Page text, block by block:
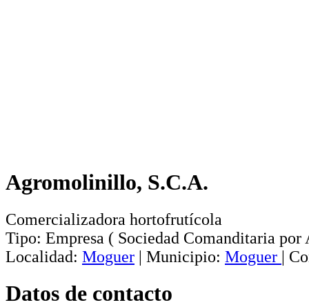
Agromolinillo, S.C.A.
Comercializadora hortofrutícola
Tipo: Empresa ( Sociedad Comanditaria por
Localidad: Moguer | Municipio: Moguer |
Datos de contacto